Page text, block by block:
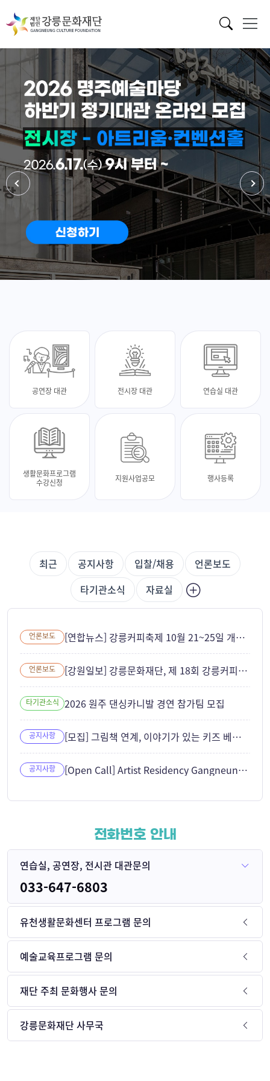
메인 배너
공연장 대관 전시장 대관 연습실 대관
생활문화프로그램
수강신청
지원사업공모 행사등록
최근 공지사항 입찰/채용
언론보도
타기관소식
자료실
언론보도 [연합뉴스] 강릉커피축제 10월 21~25일 개최... ITS 세계총회와 연계
언론보도 [강원일보] 강릉문화재단, 제 18회 강릉커피축제 성공 개최 준비 본격화
타기관소식 2026 원주 댄싱카니발 경연 참가팀 모집
공지사항 [모집] 그림책 연계, 이야기가 있는 키즈 베이킹 참여자 모집
공지사항 [Open Call] Artist Residency Gangneung 2026
전화번호 안내
연습실, 공연장, 전시관 대관문의
033-647-6803
유천생활문화센터 프로그램 문의
예술교육프로그램 문의
재단 주최 문화행사 문의
강릉문화재단 사무국